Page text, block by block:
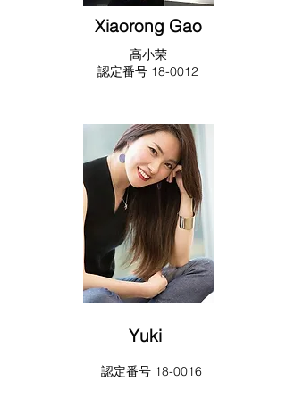
Xiaorong Gao
​高小荣
​​認定番号 18-0012
Yuki
​​認定番号 18-0016